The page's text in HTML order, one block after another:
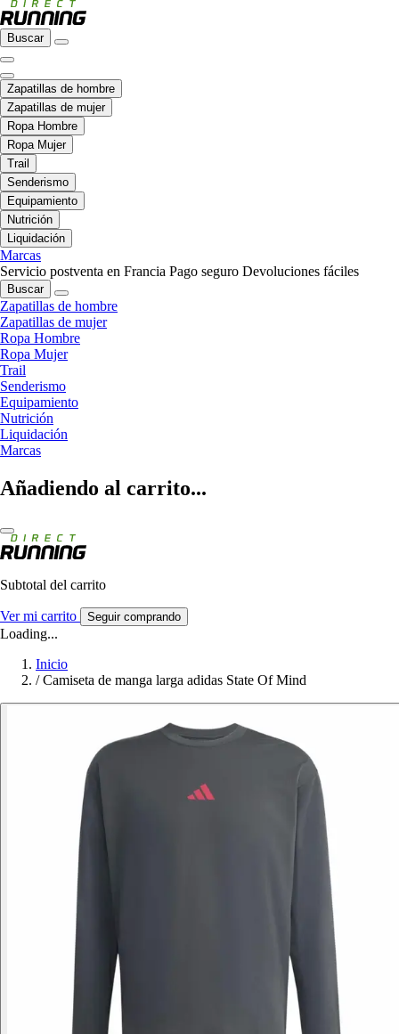
Buscar
Zapatillas de hombre
Zapatillas de mujer
Ropa Hombre
Ropa Mujer
Trail
Senderismo
Equipamiento
Nutrición
Liquidación
Marcas
Servicio postventa en Francia Pago seguro Devoluciones fáciles
Buscar
Zapatillas de hombre
Zapatillas de mujer
Ropa Hombre
Ropa Mujer
Trail
Senderismo
Equipamiento
Nutrición
Liquidación
Marcas
Añadiendo al carrito...
Subtotal del carrito
Ver mi carrito Seguir comprando
Loading...
Inicio
/ Camiseta de manga larga adidas State Of Mind